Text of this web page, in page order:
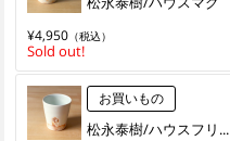
¥4,950 （税込）
Sold out!
お買いもの
松永泰樹/ハウスフリ...